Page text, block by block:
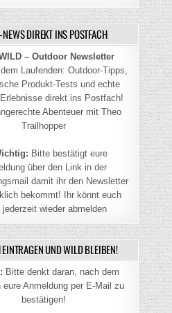
DIREKT INS POSTFACH
– Outdoor Newsletter
Laufenden: Outdoor-Tipps,
Produkt-Tests und echte
direkt ins Postfach!
Abenteuer mit Theo
Trailhopper
Bitte bestätigt eure
über den Link in der
damit ihr den Newsletter
bekommt! Ihr könnt euch
jederzeit wieder abmelden
EINTRAGEN UND WILD BLEIBEN!
Bitte denkt daran, nach dem
eure Anmeldung per E-Mail zu
bestätigen!